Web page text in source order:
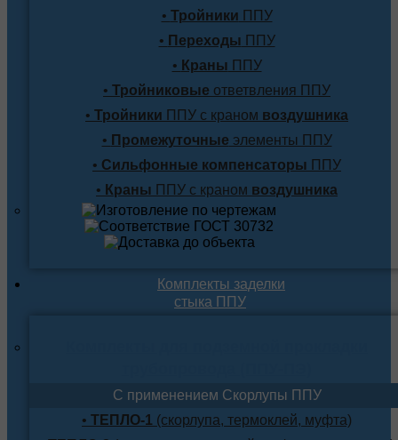
• Тройники ППУ
• Переходы ППУ
• Краны ППУ
• Тройниковые ответвления ППУ
• Тройники ППУ с краном воздушника
• Промежуточные элементы ППУ
• Сильфонные компенсаторы ППУ
• Краны ППУ с краном воздушника
Комплекты заделки
стыка ППУ
С применением Скорлупы ППУ
• ТЕПЛО-1 (скорлупа, термоклей, муфта)